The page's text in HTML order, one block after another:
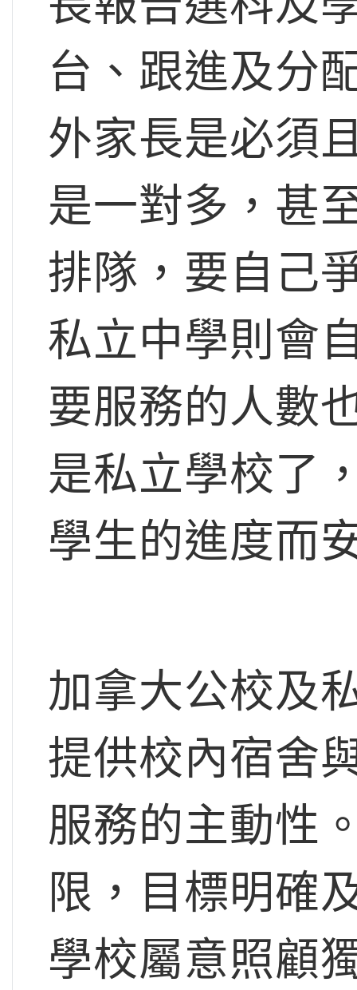
台、跟進及分
外家長是必須
是一對多，甚
排隊，要自己
私立中學則會
要服務的人數
是私立學校了
學生的進度而
加拿大公校及
提供校內宿舍
服務的主動性
限，目標明確
學校屬意照顧